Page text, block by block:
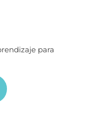
para